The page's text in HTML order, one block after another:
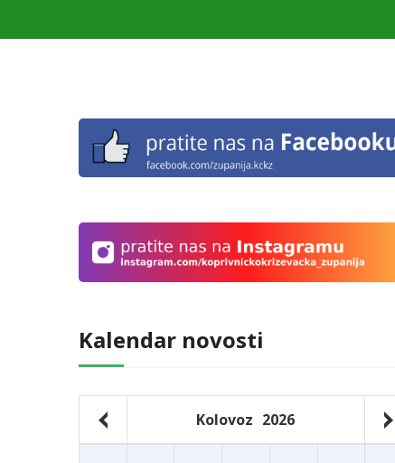
Kalendar novosti
Kolovoz 2026